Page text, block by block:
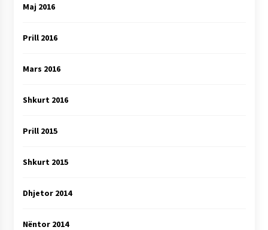
Maj 2016
Prill 2016
Mars 2016
Shkurt 2016
Prill 2015
Shkurt 2015
Dhjetor 2014
Nëntor 2014